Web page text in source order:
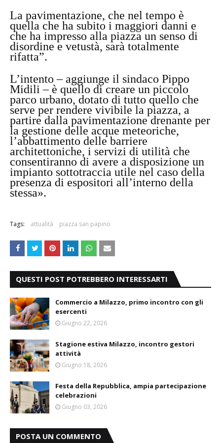
La pavimentazione, che nel tempo è
quella che ha subito i maggiori danni e
che ha impresso alla piazza un senso di
disordine e vetustà, sarà totalmente
rifatta”.
L’intento – aggiunge il sindaco Pippo
Midili – è quello di creare un piccolo
parco urbano, dotato di tutto quello che
serve per rendere vivibile la piazza, a
partire dalla pavimentazione drenante per
la gestione delle acque meteoriche,
l’abbattimento delle barriere
architettoniche, i servizi di utilità che
consentiranno di avere a disposizione un
impianto sottotraccia utile nel caso della
presenza di espositori all’interno della
stessa».
Tags: attualità piazza san papino
QUESTI POST POTREBBERO INTERESSARTI
Commercio a Milazzo, primo incontro con gli
esercenti
Giugno 22, 2026
Stagione estiva Milazzo, incontro gestori
attività
Giugno 18, 2026
Festa della Repubblica, ampia partecipazione
celebrazioni
Giugno 03, 2026
POSTA UN COMMENTO